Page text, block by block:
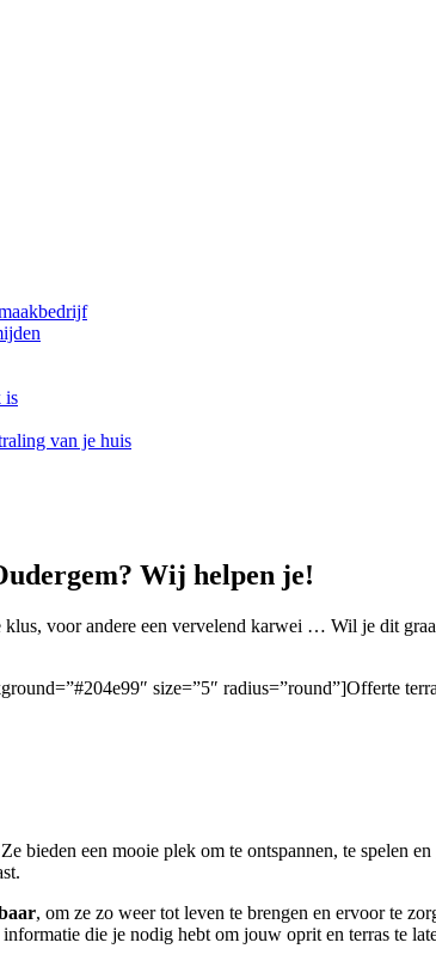
is
van je huis
Wij helpen je!
voor andere een vervelend karwei … Wil je dit
size=”5″ radius=”round”]Offerte
bieden een mooie plek om te ontspannen, te spelen
, om ze zo weer tot leven te brengen en ervoor te
die je nodig hebt om jouw oprit en terras te